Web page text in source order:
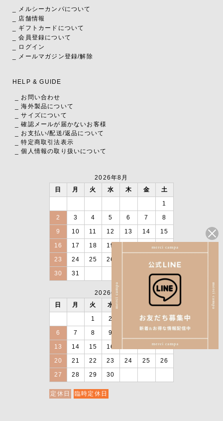
_ メルシーカンパについて
_ 店舗情報
_ ギフトカードについて
_ 会員登録について
_ ログイン
_ メールマガジン登録/解除
HELP & GUIDE
_ お問い合わせ
_ 海外製品について
_ サイズについて
_ 確認メールが届かないお客様
_ お支払い/配送/返品について
_ 特定商取引法表示
_ 個人情報の取り扱いについて
2026年8月
日
月 火 水 木 金
土
1
2
3 4 5 6 7
8
9
10 11 12 13 14
15
16
17 18 19
22
23
24 25 26
30
31
2026年9月
日
月 火 水 金
土
1
2 4
5
6
7 8 9 11
12
13
14 15 16
19
20
21 22 23 24 25
26
27
28 29 30
定休日 臨時定休日